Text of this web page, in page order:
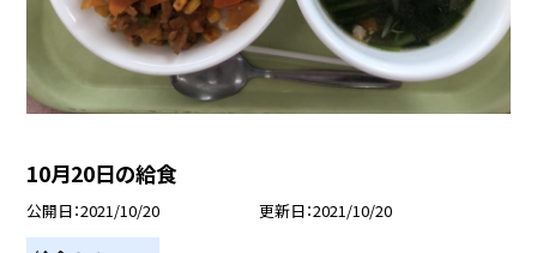
10月20日の給食
公開日 2021/10/20 更新日 2021/10/20